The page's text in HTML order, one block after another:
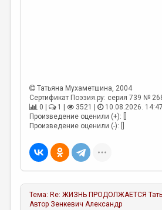
ЭССЕИСТИКА
ЛИТЕРАТУРОВЕДЕНИЕ
КУЛЬТУРОВЕДЕНИЕ
ПУБЛИЦИСТИКА
РЕЦЕНЗИРОВАНИЕ
ЦИКЛЫ ПУБЛИКАЦИЙ
ТРЕДИАКОВСКИЙ
Татьяна Мухаметшина, 2004
Сертификат Поэзия.ру: серия 739 №
0 |
1 | 3521 |
10.08.2026.
Произведение оценили (+): []
Произведение оценили (-): []
Тема: Re: ЖИЗНЬ ПРОДОЛЖАЕТСЯ
Автор Зенкевич Александр